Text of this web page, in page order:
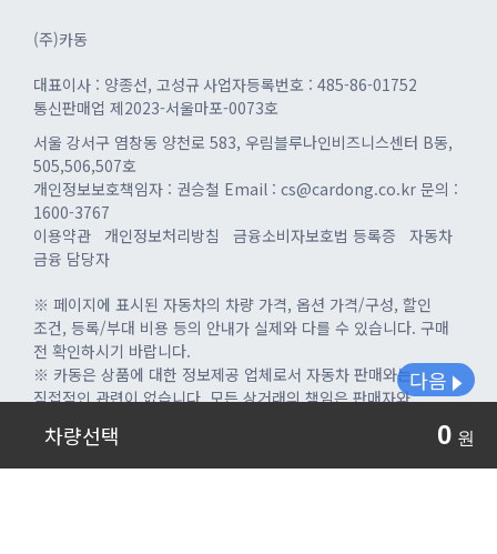
차량선택 0
다음
(주)카동
대표이사 : 양종선, 고성규 사업자등록번호 : 485-86-01752
통신판매업 제2023-서울마포-0073호
서울 강서구 염창동 양천로 583, 우림블루나인비즈니스센터 B동,
505,506,507호
개인정보보호책임자 : 권승철 Email : cs@cardong.co.kr 문의 :
1600-3767
이용약관
개인정보처리방침 금융소비자보호법 등록증
자동차
금융 담당자
※ 페이지에 표시된 자동차의 차량 가격, 옵션 가격/구성, 할인
조건, 등록/부대 비용 등의 안내가 실제와 다를 수 있습니다. 구매
전 확인하시기 바랍니다.
※ 카동은 상품에 대한 정보제공 업체로서 자동차 판매와는
직접적인 관련이 없습니다. 모든 상거래의 책임은 판매자와
Copyright© CARDONG Co., Ltd. All Rights Reserved.